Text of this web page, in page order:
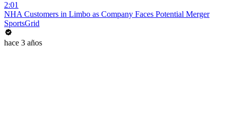
2:01
NHA Customers in Limbo as Company Faces Potential Merger
SportsGrid
hace 3 años